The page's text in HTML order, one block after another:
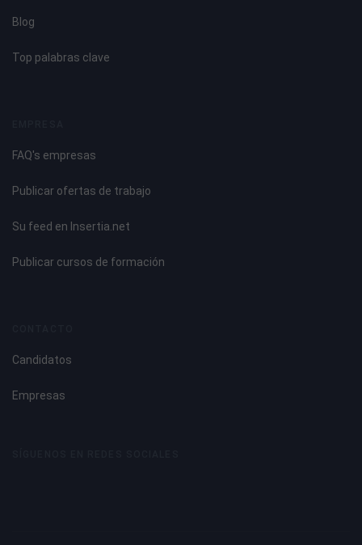
Blog
Top palabras clave
FAQ's empresas
Publicar ofertas de trabajo
Su feed en Insertia.net
Publicar cursos de formación
Candidatos
Empresas